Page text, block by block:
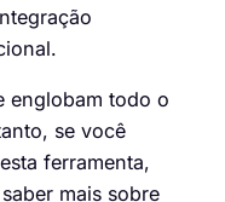
englobam todo o
se você
ferramenta,
mais sobre